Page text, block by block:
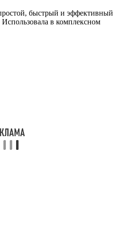
быстрый и эффективный
Использовала в комплексном